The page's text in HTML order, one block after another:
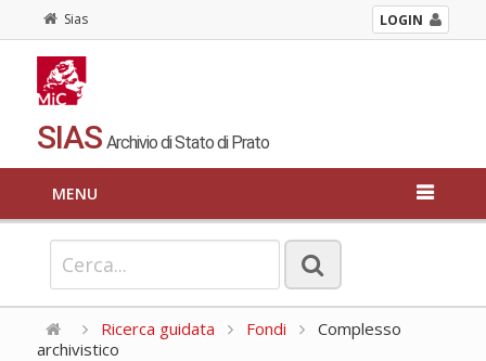
Sias LOGIN
SIAS Archivio di Stato di Prato
MENU
Ricerca guidata Fondi
Complesso
archivistico